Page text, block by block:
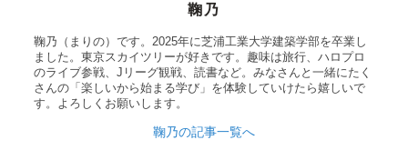
鞠乃
鞠乃（まりの）です。2025年に芝浦工業大学建築学部を卒業し
ました。東京スカイツリーが好きです。趣味は旅行、ハロプロ
のライブ参戦、Jリーグ観戦、読書など。みなさんと一緒にたく
さんの「楽しいから始まる学び」を体験していけたら嬉しいで
す。よろしくお願いします。
鞠乃の記事一覧へ